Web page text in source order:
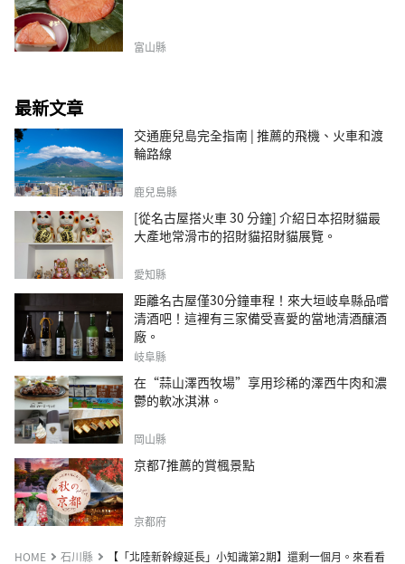
富山縣
最新文章
交通鹿兒島完全指南 | 推薦的飛機、火車和渡
輪路線
鹿兒島縣
[從名古屋搭火車 30 分鐘] 介紹日本招財貓最
大產地常滑市的招財貓招財貓展覽。
愛知縣
距離名古屋僅30分鐘車程！來大垣岐阜縣品嚐
清酒吧！這裡有三家備受喜愛的當地清酒釀酒
廠。
岐阜縣
在“蒜山澤西牧場”享用珍稀的澤西牛肉和濃
鬱的軟冰淇淋。
岡山縣
京都7推薦的賞楓景點
京都府
HOME 石川縣 【「北陸新幹線延長」小知識第2期】還剩一個月。來看看「